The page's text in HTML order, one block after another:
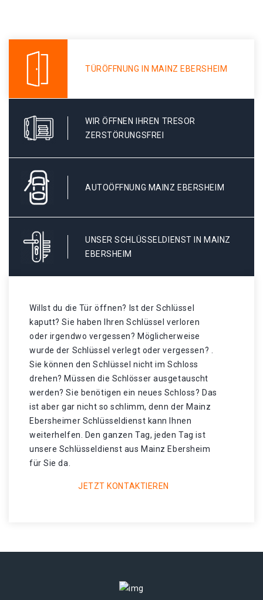
TÜRÖFFNUNG IN MAINZ EBERSHEIM
WIR ÖFFNEN IHREN TRESOR
ZERSTÖRUNGSFREI
AUTOÖFFNUNG MAINZ EBERSHEIM
UNSER SCHLÜSSELDIENST IN MAINZ
EBERSHEIM
Willst du die Tür öffnen? Ist der Schlüssel
kaputt? Sie haben Ihren Schlüssel verloren
oder irgendwo vergessen? Möglicherweise
wurde der Schlüssel verlegt oder vergessen? .
Sie können den Schlüssel nicht im Schloss
drehen? Müssen die Schlösser ausgetauscht
werden? Sie benötigen ein neues Schloss? Das
ist aber gar nicht so schlimm, denn der Mainz
Ebersheimer Schlüsseldienst kann Ihnen
weiterhelfen. Den ganzen Tag, jeden Tag ist
unsere Schlüsseldienst aus Mainz Ebersheim
für Sie da.
JETZT KONTAKTIEREN